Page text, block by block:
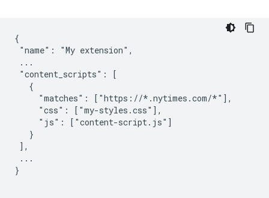
{
"name": "My extension",
...
"content_scripts": [
   {
     "matches": ["https://*.nytimes.com/*"],
     "css": ["my-styles.css"],
     "js": ["content-script.js"]
   }
],
...
}